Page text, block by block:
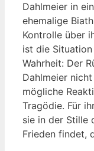
Dahlmeier in
ehemalige
Kontrolle über
ist die Situation
Wahrheit: Der
Dahlmeier
mögliche
Tragödie. Für
sie in der Stille
Frieden findet,